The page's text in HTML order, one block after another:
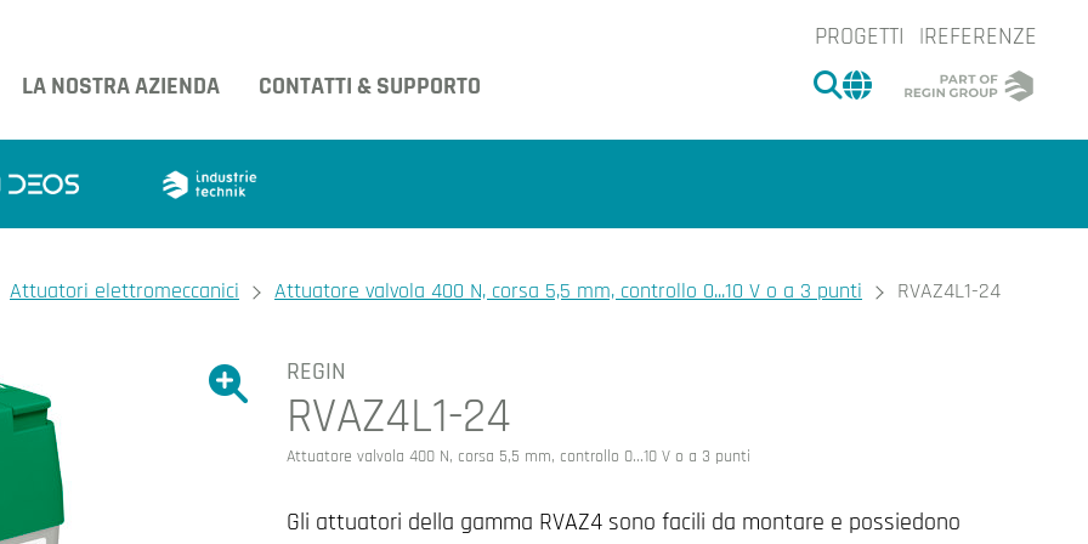
PROGETTI
REFERENZE
LA NOSTRA AZIENDA CONTATTI & SUPPORTO CERCA
CHANGE MARKET
Attuatori elettromeccanici Attuatore valvola 400 N, corsa 5,5 mm, controllo 0...10 V o a 3 punti RVAZ4L1-24
Ingrandire l'immagine.
Ingrandire l'immagine.
REGIN
RVAZ4L1-24
Attuatore valvola 400 N, corsa 5,5 mm, controllo 0...10 V o a 3 punti
Gli attuatori della gamma RVAZ4 sono facili da montare e possiedono